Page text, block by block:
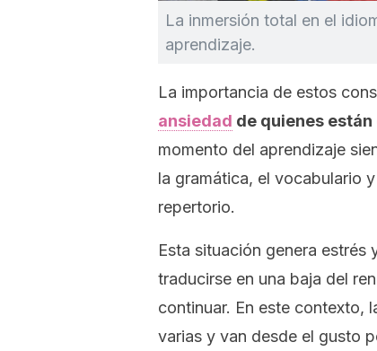
La inmersión total en el
aprendizaje.
La importancia de estos
ansiedad de quienes
momento del aprendizaje
la gramática, el vocabulario
repertorio.
Esta situación genera estrés
traducirse en una baja del
continuar. En este contexto,
varias y van desde el gusto